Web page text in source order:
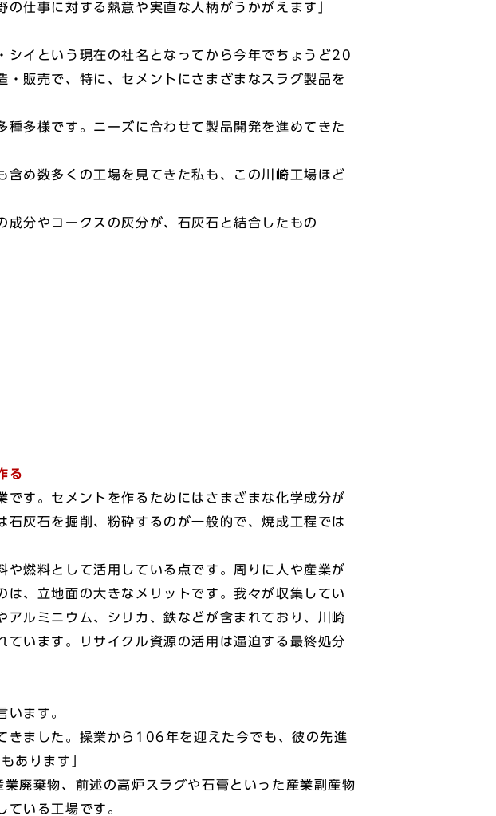
仕事に対する熱意や実直な人柄がうかがえます」
イという現在の社名となってから今年でちょうど20
販売で、特に、セメントにさまざまなスラグ製品を
多様です。ニーズに合わせて製品開発を進めてきた
め数多くの工場を見てきた私も、この川崎工場ほど
分やコークスの灰分が、石灰石と結合したもの
る
す。セメントを作るためにはさまざまな化学成分が
灰石を掘削、粉砕するのが一般的で、焼成工程では
燃料として活用している点です。周りに人や産業が
、立地面の大きなメリットです。我々が収集してい
ルミニウム、シリカ、鉄などが含まれており、川崎
います。リサイクル資源の活用は逼迫する最終処分
ます。
ました。操業から106年を迎えた今でも、彼の先進
あります」
廃棄物、前述の高炉スラグや石膏といった産業副産物
いる工場です。